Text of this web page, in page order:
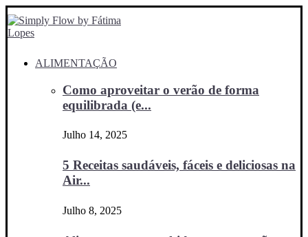
ALIMENTAÇÃO
Como aproveitar o verão de forma
equilibrada (e...
Julho 14, 2025
5 Receitas saudáveis, fáceis e deliciosas na
Air...
Julho 8, 2025